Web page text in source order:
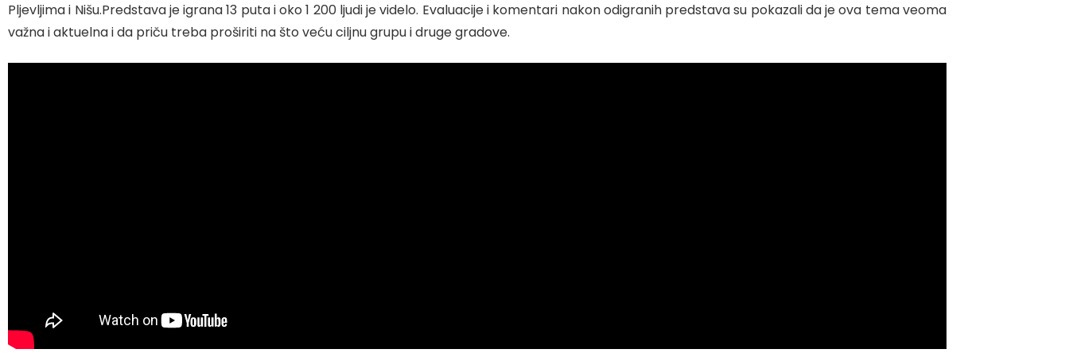
Pljevljima i Nišu.Predstava je igrana 13 puta i oko 1 200 ljudi je videlo. Evaluacije i komentari nakon odigranih predstava su pokazali da je ova tema veoma
važna i aktuelna i da priču treba proširiti na što veću ciljnu grupu i druge gradove.